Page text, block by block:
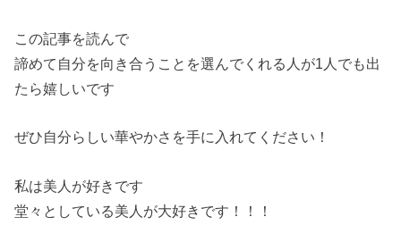
この記事を読んで
諦めて自分を向き合うことを選んでくれる人が1人でも出
たら嬉しいです
ぜひ自分らしい華やかさを手に入れてください！
私は美人が好きです
堂々としている美人が大好きです！！！